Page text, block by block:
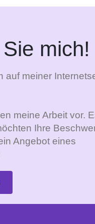
mich!
auf meiner
meine Arbeit vor.
Ihre
Angebot eines